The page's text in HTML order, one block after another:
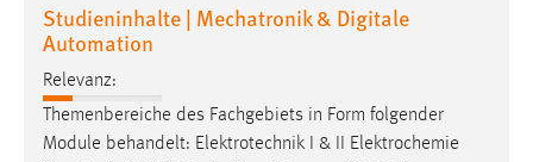
Studieninhalte | Mechatronik & Digitale
Automation
Relevanz:
Themenbereiche des Fachgebiets in Form folgender
Module behandelt: Elektrotechnik I & II Elektrochemie
Cookie Laufzeit:
Max. 13 Monate
MARKETING